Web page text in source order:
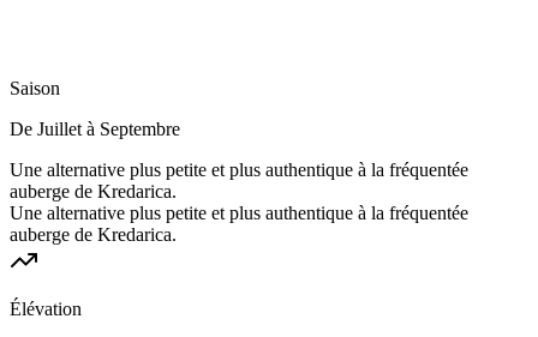
Saison
De Juillet à Septembre
Une alternative plus petite et plus authentique à la fréquentée
auberge de Kredarica.
Une alternative plus petite et plus authentique à la fréquentée
auberge de Kredarica.
Élévation